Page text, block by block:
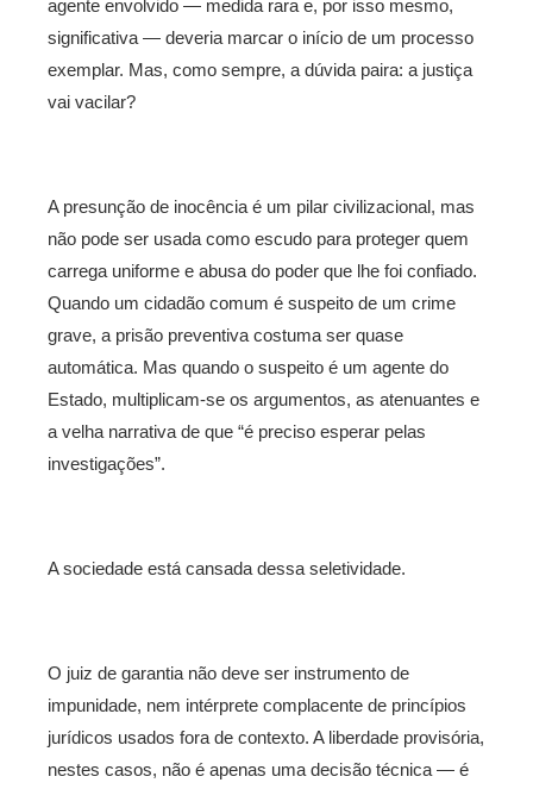
agente envolvido — medida rara e, por isso mesmo,
significativa — deveria marcar o início de um processo
exemplar. Mas, como sempre, a dúvida paira: a justiça
vai vacilar?
A presunção de inocência é um pilar civilizacional, mas
não pode ser usada como escudo para proteger quem
carrega uniforme e abusa do poder que lhe foi confiado.
Quando um cidadão comum é suspeito de um crime
grave, a prisão preventiva costuma ser quase
automática. Mas quando o suspeito é um agente do
Estado, multiplicam-se os argumentos, as atenuantes e
a velha narrativa de que “é preciso esperar pelas
investigações”.
A sociedade está cansada dessa seletividade.
O juiz de garantia não deve ser instrumento de
impunidade, nem intérprete complacente de princípios
jurídicos usados fora de contexto. A liberdade provisória,
nestes casos, não é apenas uma decisão técnica — é